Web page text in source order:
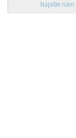
Napište nám